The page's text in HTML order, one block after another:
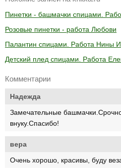
Пинетки - башмачки спицами.
Розовые пинетки - работа Любови
Палантин спицами. Работа Нины
Детский плед спицами. Работа
Комментарии
Надежда
Замечательные
внуку.Спасибо!
вера
Очень хорошо, красивы, буду